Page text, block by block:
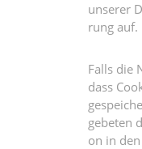
unse­rer
rung auf.
Falls die
dass
gebe­ten
on in